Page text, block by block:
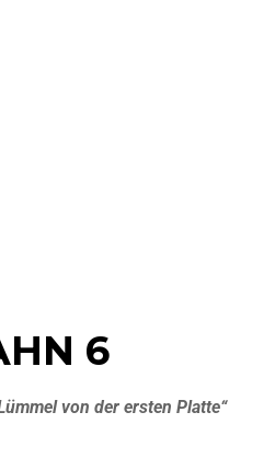
6
von der ersten Platte“